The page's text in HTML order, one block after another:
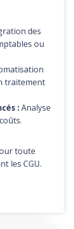
des
ou
traitement
:Analyse
toute
les CGU.